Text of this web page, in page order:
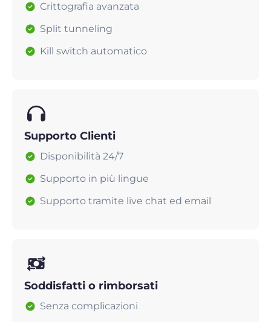
Crittografia avanzata
Split tunneling
Kill switch automatico
Supporto Clienti
Disponibilità 24/7
Supporto in più lingue
Supporto tramite live chat ed email
Soddisfatti o rimborsati
Senza complicazioni